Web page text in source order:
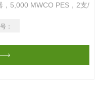
，5,000 MWCO PES，2支/
：